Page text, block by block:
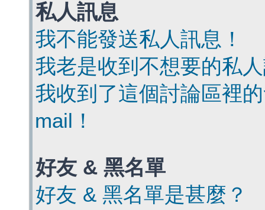
私人訊息
我不能發送私人訊息！
我老是收到不想要的私
我收到了這個討論區裡
mail！
好友 & 黑名單
好友 & 黑名單是甚麼？